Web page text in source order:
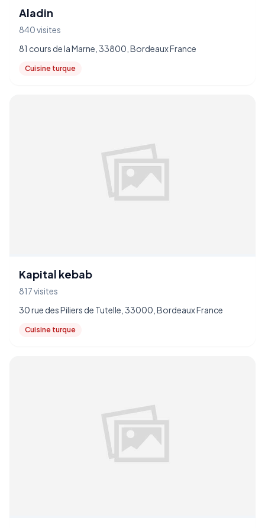
Aladin
840 visites
81 cours de la Marne, 33800, Bordeaux France
Cuisine turque
Kapital kebab
817 visites
30 rue des Piliers de Tutelle, 33000, Bordeaux France
Cuisine turque